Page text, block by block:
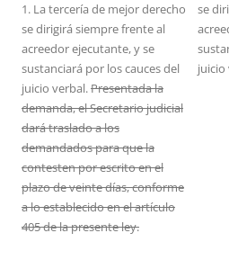
1. La tercería de mejor derecho
se dirigirá siempre frente al
acreedor ejecutante, y se
sustanciará por los cauces del
juicio verbal.Presentada la
demanda, el Secretario judicial
dará traslado a los
demandados para que la
contesten por escrito en el
plazo de veinte días, conforme
a lo establecido en el artículo
405 de la presente ley.
se
juicio